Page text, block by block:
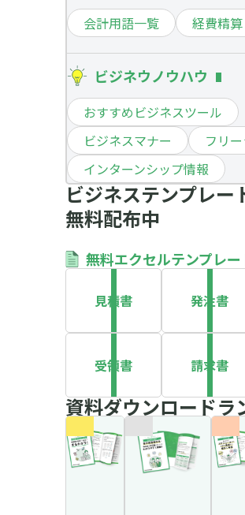
会計用語一覧 経費精算
ビジネウノウハウ
おすすめビジネスツール
ビジネスマナー
フリ
インターンシップ情報
ビジネステンプレー
無料配布中
無料エクセルテンプレー
見積書 発注書
受領書 請求書
資料ダウンロードラ